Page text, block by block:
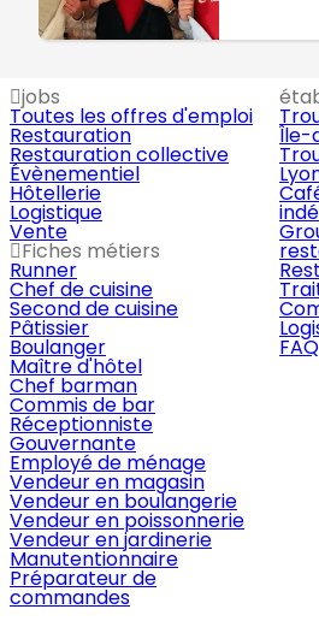
jobs
Toutes les offres d'emploi
Restauration
Restauration collective
Évènementiel
Hôtellerie
Logistique
Vente
Fiches métiers
Runner
Chef de cuisine
Second de cuisine
Pâtissier
Boulanger
Maître d'hôtel
Chef barman
Commis de bar
Réceptionniste
Gouvernante
Employé de ménage
Vendeur en magasin
Vendeur en boulangerie
Vendeur en poissonnerie
Vendeur en jardinerie
Manutentionnaire
Préparateur de
commandes
Île-
FAQ